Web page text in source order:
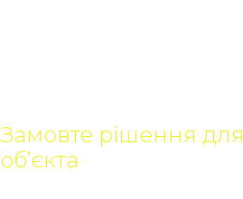
Замовте рішення
об’єкта